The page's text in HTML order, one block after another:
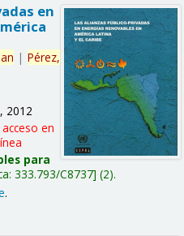
en
| Pérez,
2012
en
para
333.793/C8737 (2).
.